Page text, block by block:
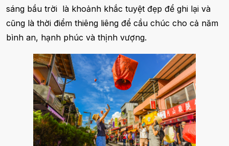
sáng bầu trời là khoảnh khắc tuyệt đẹp để ghi lại và
cũng là thời điểm thiêng liêng để cầu chúc cho cả năm
bình an, hạnh phúc và thịnh vượng.